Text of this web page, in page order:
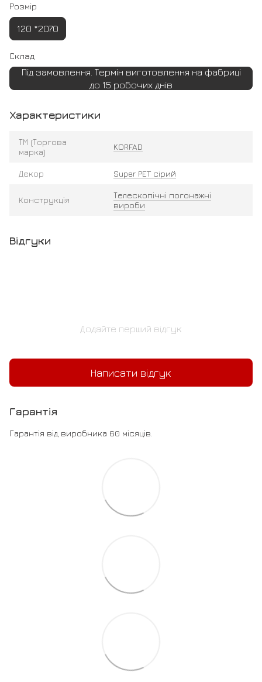
Розмір
120 *2070
Склад
Під замовлення. Термін виготовлення на фабриці
до 15 робочих днів
Характеристики
ТМ (Торгова
марка)
KORFAD
Декор Super PET сірий
Конструкція
Телескопічні погонажні
вироби
Відгуки
Додайте перший відгук
Написати відгук
Гарантія
Гарантія від виробника 60 місяців.